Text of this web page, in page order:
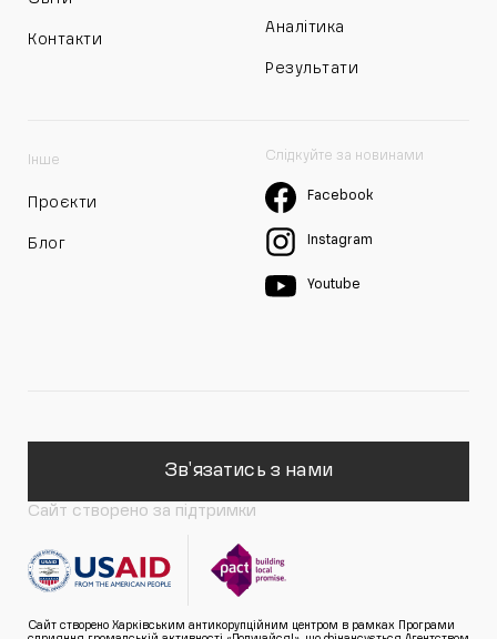
Контакти
Аналітика
Результати
Інше
Проєкти
Блог
Слідкуйте за новинами
Facebook
Instagram
Youtube
Зв'язатись з нами
Сайт створено за підтримки
Сайт створено Харківським антикорупційним центром в рамках Програми